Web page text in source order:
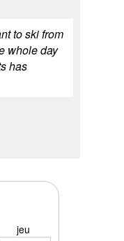
to ski from
whole day
has